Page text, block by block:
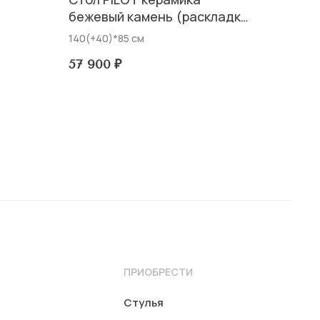
бежевый камень (раскладка
автомат с одной стороны)
140(+40)*85 см
57 900 ₽
ПРИОБРЕСТИ
Стулья